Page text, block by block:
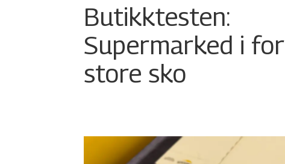
Butikktesten:
Supermarked i for
store sko